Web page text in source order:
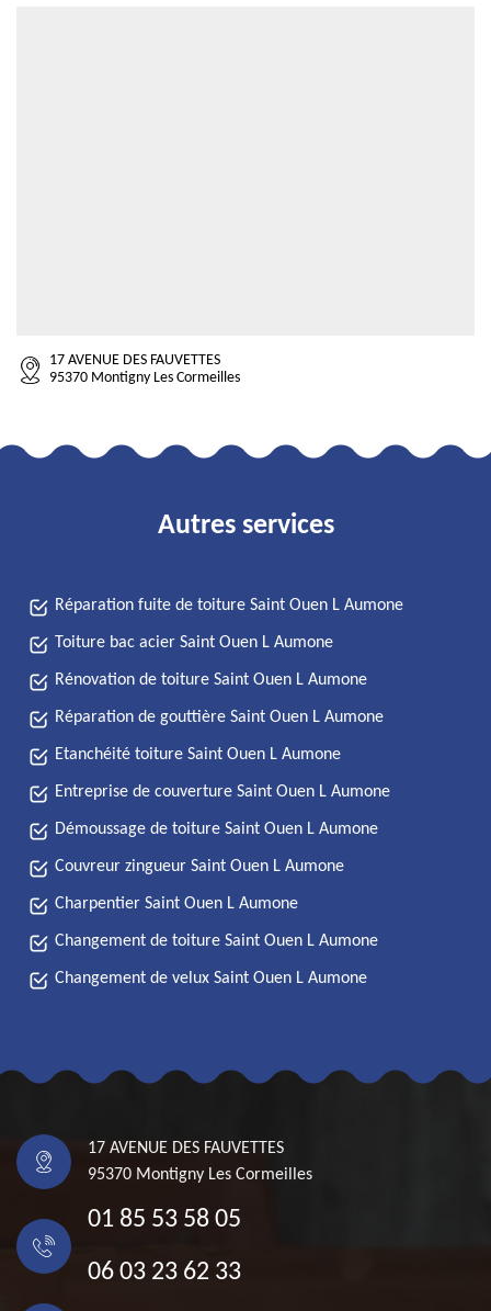
17 AVENUE DES FAUVETTES
95370 Montigny Les Cormeilles
Autres services
Réparation fuite de toiture Saint Ouen L Aumone
Toiture bac acier Saint Ouen L Aumone
Rénovation de toiture Saint Ouen L Aumone
Réparation de gouttière Saint Ouen L Aumone
Etanchéité toiture Saint Ouen L Aumone
Entreprise de couverture Saint Ouen L Aumone
Démoussage de toiture Saint Ouen L Aumone
Couvreur zingueur Saint Ouen L Aumone
Charpentier Saint Ouen L Aumone
Changement de toiture Saint Ouen L Aumone
Changement de velux Saint Ouen L Aumone
17 AVENUE DES FAUVETTES
95370 Montigny Les Cormeilles
01 85 53 58 05
06 03 23 62 33